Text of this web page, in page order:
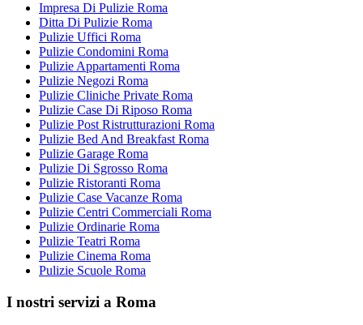
Impresa Di Pulizie Roma
Ditta Di Pulizie Roma
Pulizie Uffici Roma
Pulizie Condomini Roma
Pulizie Appartamenti Roma
Pulizie Negozi Roma
Pulizie Cliniche Private Roma
Pulizie Case Di Riposo Roma
Pulizie Post Ristrutturazioni Roma
Pulizie Bed And Breakfast Roma
Pulizie Garage Roma
Pulizie Di Sgrosso Roma
Pulizie Ristoranti Roma
Pulizie Case Vacanze Roma
Pulizie Centri Commerciali Roma
Pulizie Ordinarie Roma
Pulizie Teatri Roma
Pulizie Cinema Roma
Pulizie Scuole Roma
I nostri servizi a Roma